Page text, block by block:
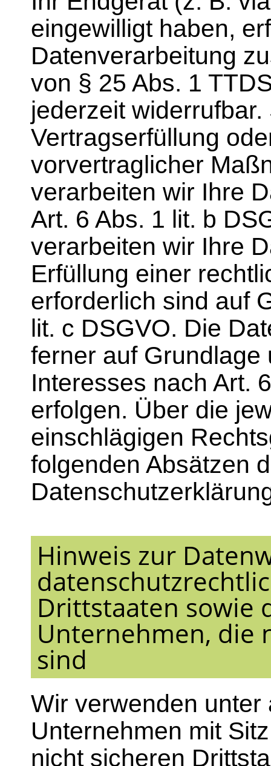
eingewilligt haben,
Datenverarbeitung
von § 25 Abs. 1
jederzeit
Vertragserfüllung
vorvertraglicher
verarbeiten wir Ihre
Art. 6 Abs. 1 lit. b
verarbeiten wir Ihre
Erfüllung einer
erforderlich sind auf
lit. c DSGVO. Die
ferner auf
Interesses nach Art.
erfolgen. Über die
einschlägigen
folgenden Absätzen
Hinweis zur
Drittstaaten sowie
Unternehmen, die
sind
Wir verwenden unter
Unternehmen mit
nicht sicheren